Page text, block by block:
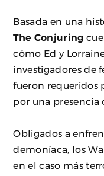
Basada en una
The Conjuring
cómo Ed y
investigadores de
fueron requeridos
por una presencia
Obligados a
demoníaca, los
en el caso más